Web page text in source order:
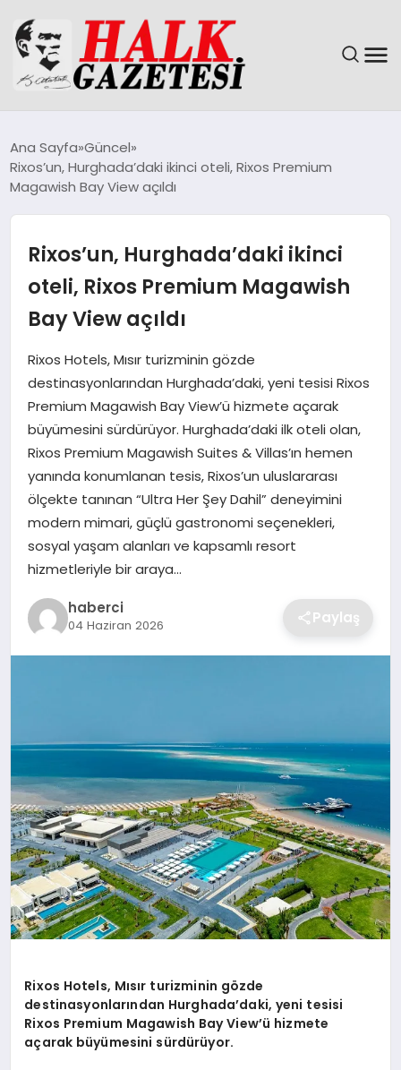
DÜNYA
MAGAZIN
SAĞLIK
SIYASET
SPOR
TEKNOLOJI
YAŞAM
Ana Sayfa Güncel
Rixos’un, Hurghada’daki ikinci oteli, Rixos Premium
Magawish Bay View açıldı
Rixos’un, Hurghada’daki ikinci
oteli, Rixos Premium Magawish
Bay View açıldı
Rixos Hotels, Mısır turizminin gözde
destinasyonlarından Hurghada’daki, yeni tesisi Rixos
Premium Magawish Bay View’ü hizmete açarak
büyümesini sürdürüyor. Hurghada’daki ilk oteli olan,
Rixos Premium Magawish Suites & Villas’ın hemen
yanında konumlanan tesis, Rixos’un uluslararası
ölçekte tanınan “Ultra Her Şey Dahil” deneyimini
modern mimari, güçlü gastronomi seçenekleri,
sosyal yaşam alanları ve kapsamlı resort
hizmetleriyle bir araya…
haberci
04 Haziran 2026 Paylaş
Rixos Hotels, Mısır turizminin gözde
destinasyonlarından Hurghada’daki, yeni tesisi
Rixos Premium Magawish Bay View’ü hizmete
açarak büyümesini sürdürüyor.